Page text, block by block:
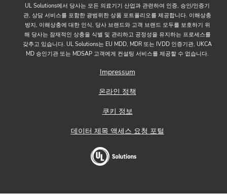
UL Solutions에서 당사는 모든 의료기기 산업과 관련하여 인증, 승인/인증기
관, 상담 서비스를 포함한 광범위한 상품 포트폴리오를 제공합니다. 이해상충
방지, 이해상충에 대한 인식, 당사 브랜드와 고객 브랜드 모두를 보호하기 위
해 당사는 잠재적인 상충을 식별 및 관리하고 공정성을 유지하는 프로세스를
갖추고 있습니다. UL Solutions는 EU MDD, MDR 또는 IVDD 인증기관, UKCA
MD 승인기관 또는 MDSAP 고객에게 컨설팅 서비스를 제공할 수 없습니다.
Impressum
온라인 정책
쿠키 정보
데이터 제목 액세스 요청 포털